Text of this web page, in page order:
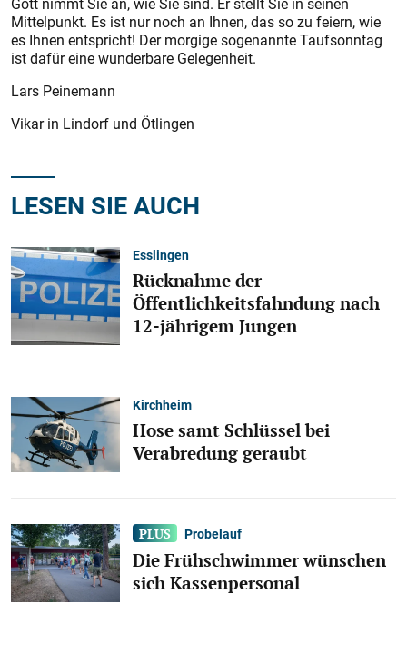
Mittelpunkt. Es ist nur noch an Ihnen, das so zu feiern, wie
es Ihnen entspricht! Der morgige sogenannte Taufsonntag
ist dafür eine wunderbare Gelegenheit.
Lars Peinemann
Vikar in Lindorf und Ötlingen
LESEN SIE AUCH
Esslingen
Rücknahme der
Öffentlichkeitsfahndung nach
12-jährigem Jungen
Kirchheim
Hose samt Schlüssel bei
Verabredung geraubt
Probelauf
Die Frühschwimmer wünschen
sich Kassenpersonal